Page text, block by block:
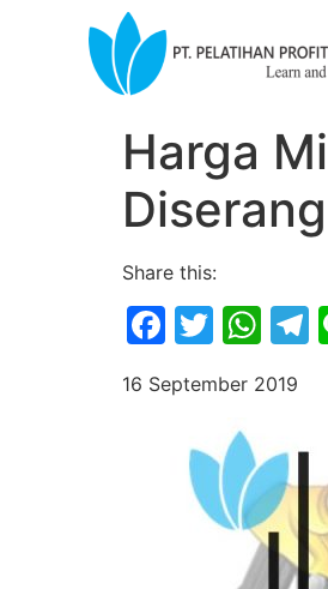
Harga
Share this:
16 September 2019